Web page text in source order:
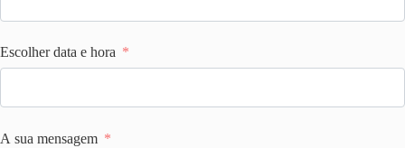
Escolher data e hora
A sua mensagem